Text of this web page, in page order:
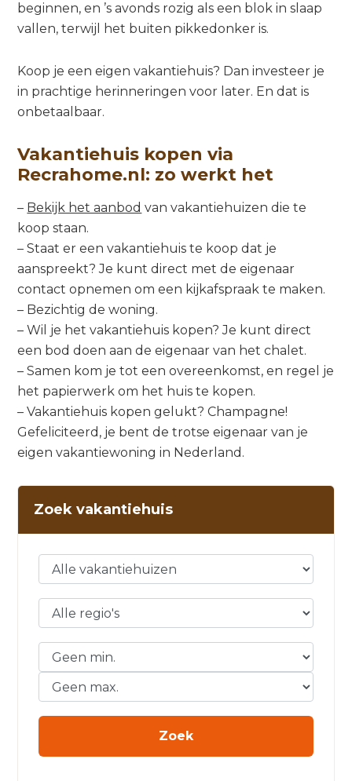
beginnen, en ’s avonds rozig als een blok in slaap
vallen, terwijl het buiten pikkedonker is.
Koop je een eigen vakantiehuis? Dan investeer je
in prachtige herinneringen voor later. En dat is
onbetaalbaar.
Vakantiehuis kopen via
Recrahome.nl: zo werkt het
– Bekijk het aanbod van vakantiehuizen die te
koop staan.
– Staat er een vakantiehuis te koop dat je
aanspreekt? Je kunt direct met de eigenaar
contact opnemen om een kijkafspraak te maken.
– Bezichtig de woning.
– Wil je het vakantiehuis kopen? Je kunt direct
een bod doen aan de eigenaar van het chalet.
– Samen kom je tot een overeenkomst, en regel je
het papierwerk om het huis te kopen.
– Vakantiehuis kopen gelukt? Champagne!
Gefeliciteerd, je bent de trotse eigenaar van je
eigen vakantiewoning in Nederland.
Zoek vakantiehuis